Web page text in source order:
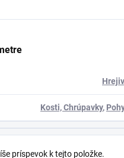
Kosti, Chrúpavky,
príspevok k tejto položke.